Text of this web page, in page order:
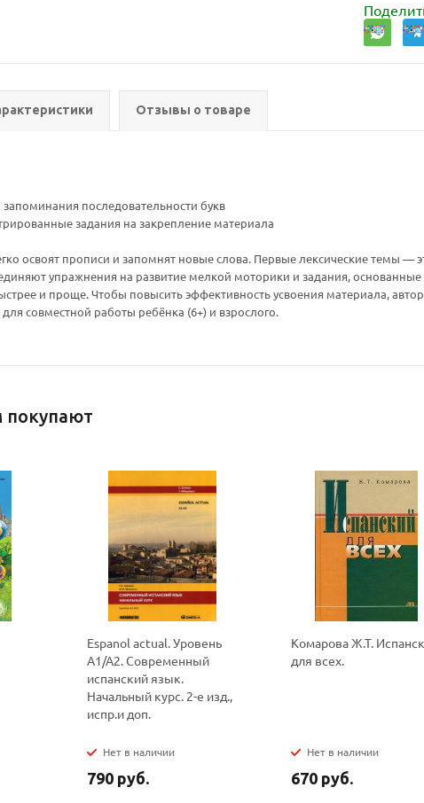
Отзывы о товаре
последовательности букв
задания на закрепление материала
освоят прописи и запомнят новые слова. Первые лексические темы
упражнения на развитие мелкой моторики и задания,
и проще. Чтобы повысить эффективность усвоения материала,
совместной работы ребёнка (6+) и взрослого.
покупают
Espanol actual. Уровень
А1/А2. Современный
испанский язык.
Начальный курс. 2-е изд.,
испр.и доп.
Нет в наличии
790 руб.
Комарова Ж.Т.
для всех.
Нет в наличии
670 руб.